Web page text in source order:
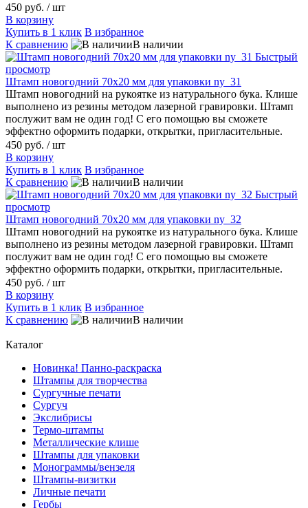
450 руб. / шт
В корзину
Купить в 1 клик В избранное
К сравнению
В наличии
Быстрый
просмотр
Штамп новогодний 70х20 мм для упаковки ny_31
Штамп новогодний на рукоятке из натурального бука. Клише
выполнено из резины методом лазерной гравировки. Штамп
послужит вам не один год! С его помощью вы сможете
эффектно оформить подарки, открытки, пригласительные.
450 руб. / шт
В корзину
Купить в 1 клик В избранное
К сравнению
В наличии
Быстрый
просмотр
Штамп новогодний 70х20 мм для упаковки ny_32
Штамп новогодний на рукоятке из натурального бука. Клише
выполнено из резины методом лазерной гравировки. Штамп
послужит вам не один год! С его помощью вы сможете
эффектно оформить подарки, открытки, пригласительные.
450 руб. / шт
В корзину
Купить в 1 клик В избранное
К сравнению
В наличии
Каталог
Новинка! Панно-раскраска
Штампы для творчества
Сургучные печати
Сургуч
Экслибрисы
Термо-штампы
Металлические клише
Штампы для упаковки
Монограммы/вензеля
Штампы-визитки
Личные печати
Гербы